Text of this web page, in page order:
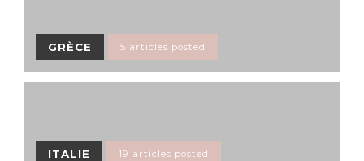
GRÈCE 5 articles posted
ITALIE 19 articles posted